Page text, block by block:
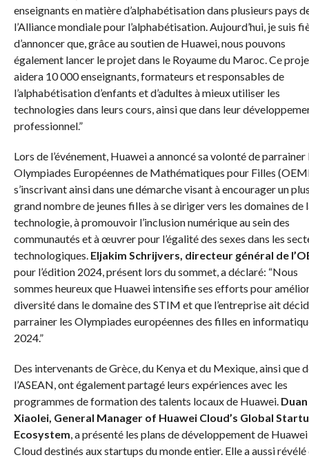
enseignants en matière d’alphabétisation dans plusieurs pays
l’Alliance mondiale pour l’alphabétisation. Aujourd’hui, je suis
d’annoncer que, grâce au soutien de Huawei, nous pouvons
également lancer le projet dans le Royaume du Maroc. Ce
aidera 10 000 enseignants, formateurs et responsables de
l’alphabétisation d’enfants et d’adultes à mieux utiliser les
technologies dans leurs cours, ainsi que dans leur
professionnel.”
Lors de l’événement, Huawei a annoncé sa volonté de parrainer
Olympiades Européennes de Mathématiques pour Filles
s’inscrivant ainsi dans une démarche visant à encourager un
grand nombre de jeunes filles à se diriger vers les domaines de
technologie, à promouvoir l’inclusion numérique au sein des
communautés et à œuvrer pour l’égalité des sexes dans les
technologiques. Eljakim Schrijvers, directeur général de
pour l’édition 2024, présent lors du sommet, a déclaré: “Nous
sommes heureux que Huawei intensifie ses efforts pour
diversité dans le domaine des STIM et que l’entreprise ait
parrainer les Olympiades européennes des filles en
2024.”
Des intervenants de Grèce, du Kenya et du Mexique, ainsi que
l’ASEAN, ont également partagé leurs expériences avec les
programmes de formation des talents locaux de Huawei. Duan
Xiaolei, General Manager of Huawei Cloud’s Global
Ecosystem, a présenté les plans de développement de Huawei
Cloud destinés aux startups du monde entier. Elle a aussi révélé